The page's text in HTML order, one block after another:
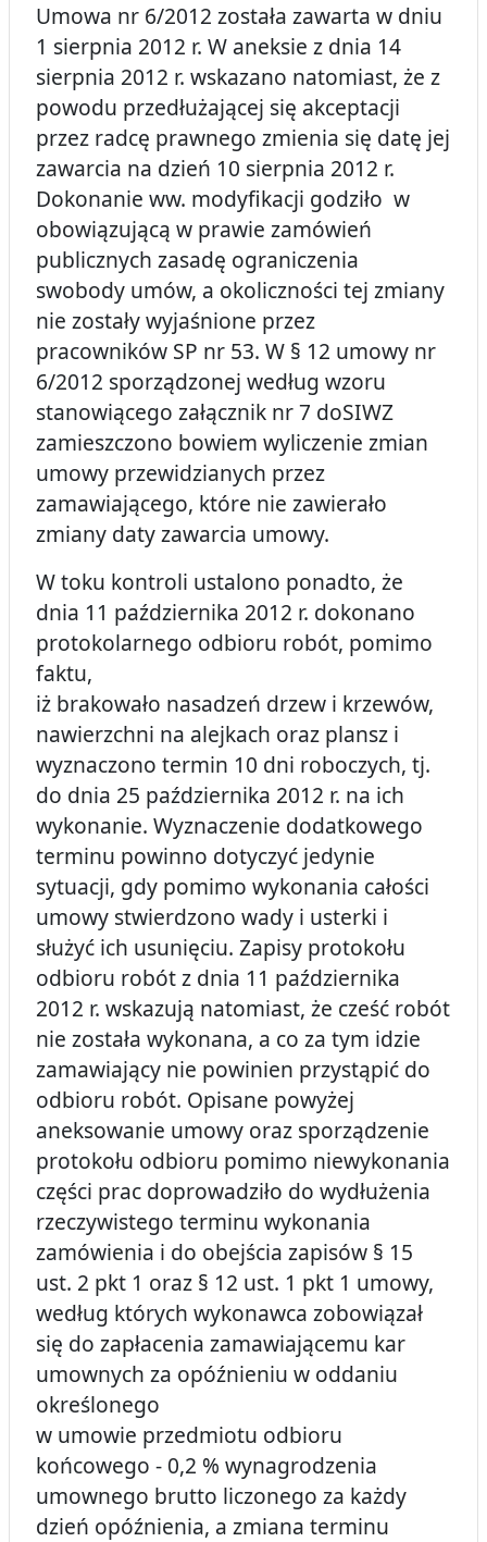
Umowa nr 6/2012 została zawarta w dniu
1 sierpnia 2012 r. W aneksie z dnia 14
sierpnia 2012 r. wskazano natomiast, że z
powodu przedłużającej się akceptacji
przez radcę prawnego zmienia się datę jej
zawarcia na dzień 10 sierpnia 2012 r.
Dokonanie ww. modyfikacji godziło w
obowiązującą w prawie zamówień
publicznych zasadę ograniczenia
swobody umów, a okoliczności tej zmiany
nie zostały wyjaśnione przez
pracowników SP nr 53. W § 12 umowy nr
6/2012 sporządzonej według wzoru
stanowiącego załącznik nr 7 doSIWZ
zamieszczono bowiem wyliczenie zmian
umowy przewidzianych przez
zamawiającego, które nie zawierało
zmiany daty zawarcia umowy.
W toku kontroli ustalono ponadto, że
dnia 11 października 2012 r. dokonano
protokolarnego odbioru robót, pomimo
faktu,
iż brakowało nasadzeń drzew i krzewów,
nawierzchni na alejkach oraz plansz i
wyznaczono termin 10 dni roboczych, tj.
do dnia 25 października 2012 r. na ich
wykonanie. Wyznaczenie dodatkowego
terminu powinno dotyczyć jedynie
sytuacji, gdy pomimo wykonania całości
umowy stwierdzono wady i usterki i
służyć ich usunięciu. Zapisy protokołu
odbioru robót z dnia 11 października
2012 r. wskazują natomiast, że cześć robót
nie została wykonana, a co za tym idzie
zamawiający nie powinien przystąpić do
odbioru robót. Opisane powyżej
aneksowanie umowy oraz sporządzenie
protokołu odbioru pomimo niewykonania
części prac doprowadziło do wydłużenia
rzeczywistego terminu wykonania
zamówienia i do obejścia zapisów § 15
ust. 2 pkt 1 oraz § 12 ust. 1 pkt 1 umowy,
według których wykonawca zobowiązał
się do zapłacenia zamawiającemu kar
umownych za opóźnieniu w oddaniu
określonego
w umowie przedmiotu odbioru
końcowego - 0,2 % wynagrodzenia
umownego brutto liczonego za każdy
dzień opóźnienia, a zmiana terminu